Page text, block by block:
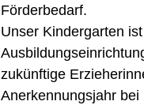
Förderbedarf.
Unser Kindergarten
zukünftige
Anerkennungsjahr bei